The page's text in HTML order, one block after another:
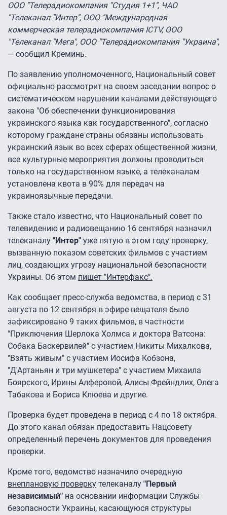
ООО "Телерадиокомпания "Студия 1+1", ЧАО
"Телеканал "Интер", ООО "Международная
коммерческая телерадиокомпания ICTV, ООО
"Телеканал "Мега", ООО "Телерадиокомпания "Украина",
— сообщил Креминь.
По заявлению уполномоченного, Национальный совет
официально рассмотрит на своем заседании вопрос о
систематическом нарушении каналами действующего
закона "Об обеспечении функционирования
украинского языка как государственного", согласно
которому граждане страны обязаны использовать
украинский язык во всех сферах общественной жизни,
все культурные мероприятия должны проводиться
только на государственном языке, а телеканалам
установлена квота в 90% для передач на
украиноязычные передачи.
Также стало известно, что Национальный совет по
телевидению и радиовещанию 16 сентября назначил
телеканалу "Интер" уже пятую в этом году проверку,
вызванную показом советских фильмов с участием
лиц, создающих угрозу национальной безопасности
Украины. Об этом пишет "Интерфакс".
Как сообщает пресс-служба ведомства, в период с 31
августа по 12 сентября в эфире вещателя было
зафиксировано 9 таких фильмов, в частности
"Приключения Шерлока Холмса и доктора Ватсона:
Собака Баскервилей" с участием Никиты Михалкова,
"Взять живым" с участием Иосифа Кобзона,
"Д'Артаньян и три мушкетера" с участием Михаила
Боярского, Ирины Алферовой, Алисы Фрейндлих, Олега
Табакова и Бориса Клюева и другие.
Проверка будет проведена в период с 4 по 18 октября.
До этого канал обязан предоставить Нацсовету
определенный перечень документов для проведения
проверки.
Кроме того, ведомство назначило очередную
внеплановую проверку телеканалу "Первый
независимый" на основании информации Службы
безопасности Украины, касающуюся структуры